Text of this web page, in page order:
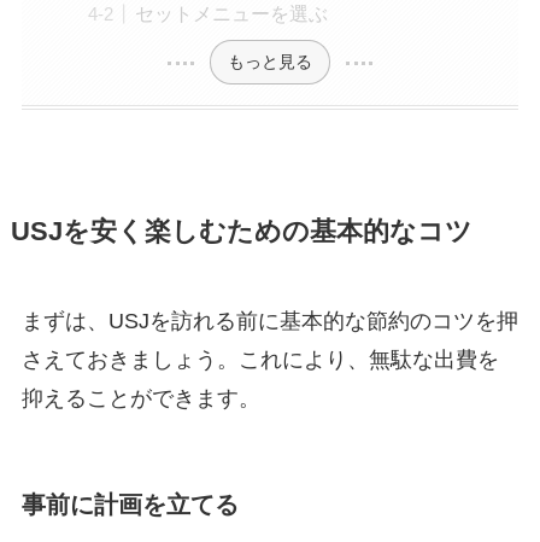
セットメニューを選ぶ
もっと見る
USJを安く楽しむための基本的なコツ
まずは、USJを訪れる前に基本的な節約のコツを押
さえておきましょう。これにより、無駄な出費を
抑えることができます。
事前に計画を立てる